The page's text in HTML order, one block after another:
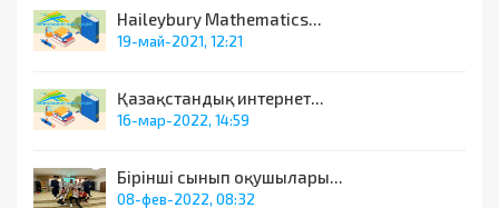
Haileybury Mathematics...
19-май-2021, 12:21
Қазақстандық интернет...
16-мар-2022, 14:59
Бірінші сынып оқушылары...
08-фев-2022, 08:32